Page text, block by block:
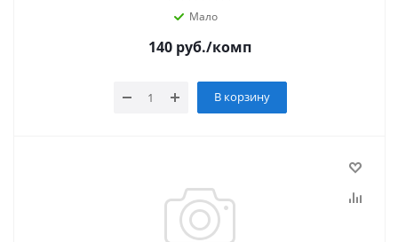
Мало
140 руб./комп
В корзину